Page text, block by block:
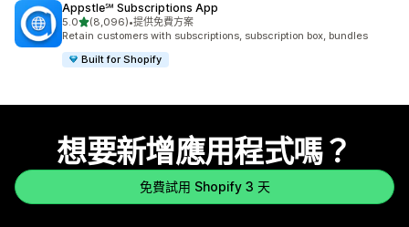
Appstle℠ Subscriptions App
5.0滿分 5 顆星
(8,096)
共有 8096 則評價
•提供免費方案
Retain customers with subscriptions, subscription box, bundles
Built for Shopify
想要新增應用程式嗎？
免費試用 Shopify 3 天